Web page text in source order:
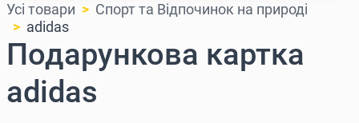
Усі товари
Спорт та Відпочинок на природі
adidas
Подарункова картка
adidas